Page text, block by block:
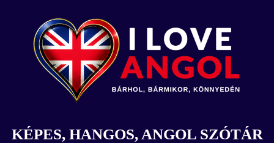
KÉPES, HANGOS, ANGOL SZÓTÁR